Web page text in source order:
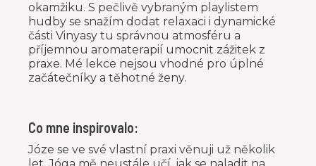
okamžiku. S pečlivě vybraným playlistem
hudby se snažím dodat relaxaci i dynamické
části Vinyasy tu správnou atmosféru a
příjemnou aromaterapií umocnit zážitek z
praxe. Mé lekce nejsou vhodné pro úplné
začátečníky a těhotné ženy.
Co mne inspirovalo:
Józe se ve své vlastní praxi věnuji už několik